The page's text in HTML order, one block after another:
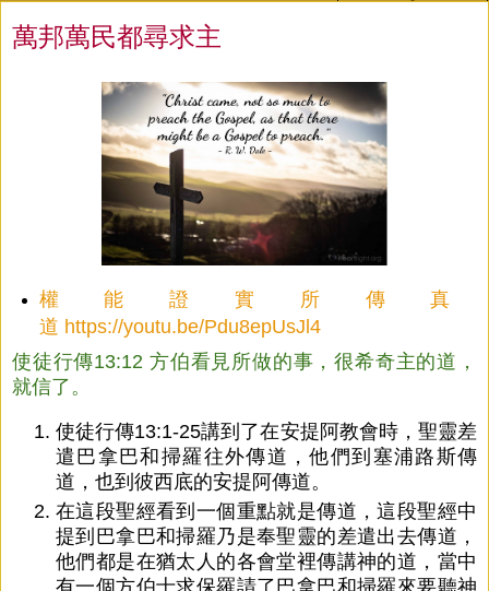
萬邦萬民都尋求主
權能證實所傳真
道 https://youtu.be/Pdu8epUsJl4
使徒行傳13:12 方伯看見所做的事，很希奇主的道，
就信了。
使徒行傳13:1-25講到了在安提阿教會時，聖靈差
遣巴拿巴和掃羅往外傳道，他們到塞浦路斯傳
道，也到彼西底的安提阿傳道。
在這段聖經看到一個重點就是傳道，這段聖經中
提到巴拿巴和掃羅乃是奉聖靈的差遣出去傳道，
他們都是在猶太人的各會堂裡傳講神的道，當中